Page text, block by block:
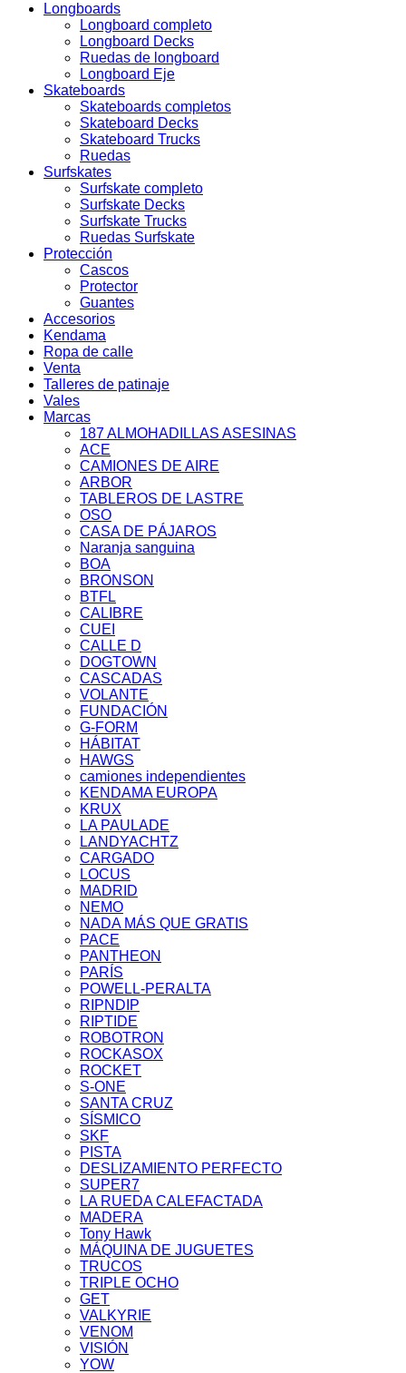
Longboards
Longboard completo
Longboard Decks
Ruedas de longboard
Longboard Eje
Skateboards
Skateboards completos
Skateboard Decks
Skateboard Trucks
Ruedas
Surfskates
Surfskate completo
Surfskate Decks
Surfskate Trucks
Ruedas Surfskate
Protección
Cascos
Protector
Guantes
Accesorios
Kendama
Ropa de calle
Venta
Talleres de patinaje
Vales
Marcas
187 ALMOHADILLAS ASESINAS
ACE
CAMIONES DE AIRE
ARBOR
TABLEROS DE LASTRE
OSO
CASA DE PÁJAROS
Naranja sanguina
BOA
BRONSON
BTFL
CALIBRE
CUEI
CALLE D
DOGTOWN
CASCADAS
VOLANTE
FUNDACIÓN
G-FORM
HÁBITAT
HAWGS
camiones independientes
KENDAMA EUROPA
KRUX
LA PAULADE
LANDYACHTZ
CARGADO
LOCUS
MADRID
NEMO
NADA MÁS QUE GRATIS
PACE
PANTHEON
PARÍS
POWELL-PERALTA
RIPNDIP
RIPTIDE
ROBOTRON
ROCKASOX
ROCKET
S-ONE
SANTA CRUZ
SÍSMICO
SKF
PISTA
DESLIZAMIENTO PERFECTO
SUPER7
LA RUEDA CALEFACTADA
MADERA
Tony Hawk
MÁQUINA DE JUGUETES
TRUCOS
TRIPLE OCHO
GET
VALKYRIE
VENOM
VISIÓN
YOW